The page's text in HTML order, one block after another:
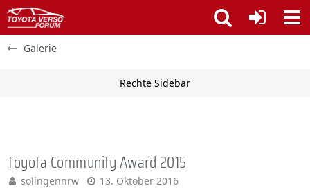
Galerie
Toyota Community Award 2015
solingennrw 13. Oktober 2016